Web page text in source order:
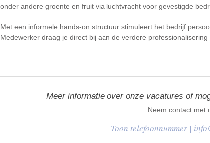
onder andere groente en fruit via luchtvracht voor gevestigde
Met een informele hands-on structuur stimuleert het bedrijf
Medewerker draag je direct bij aan de verdere professionalisering
Meer informatie over onze vacatures of
Neem contact met
|